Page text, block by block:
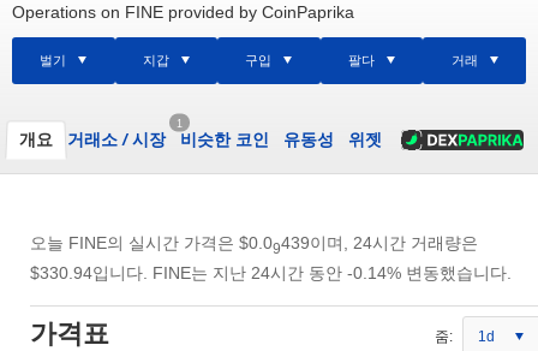
Operations on FINE provided by CoinPaprika
벌기 지갑 구입 팔다 거래
개요 거래소 /시장
1
비슷한 코인 유동성 위젯
오늘 FINE의 실시간 가격은 $0.09439이며, 24시간 거래량은
$330.94입니다. FINE는 지난 24시간 동안 -0.14% 변동했습니다.
가격표 줌: 1d